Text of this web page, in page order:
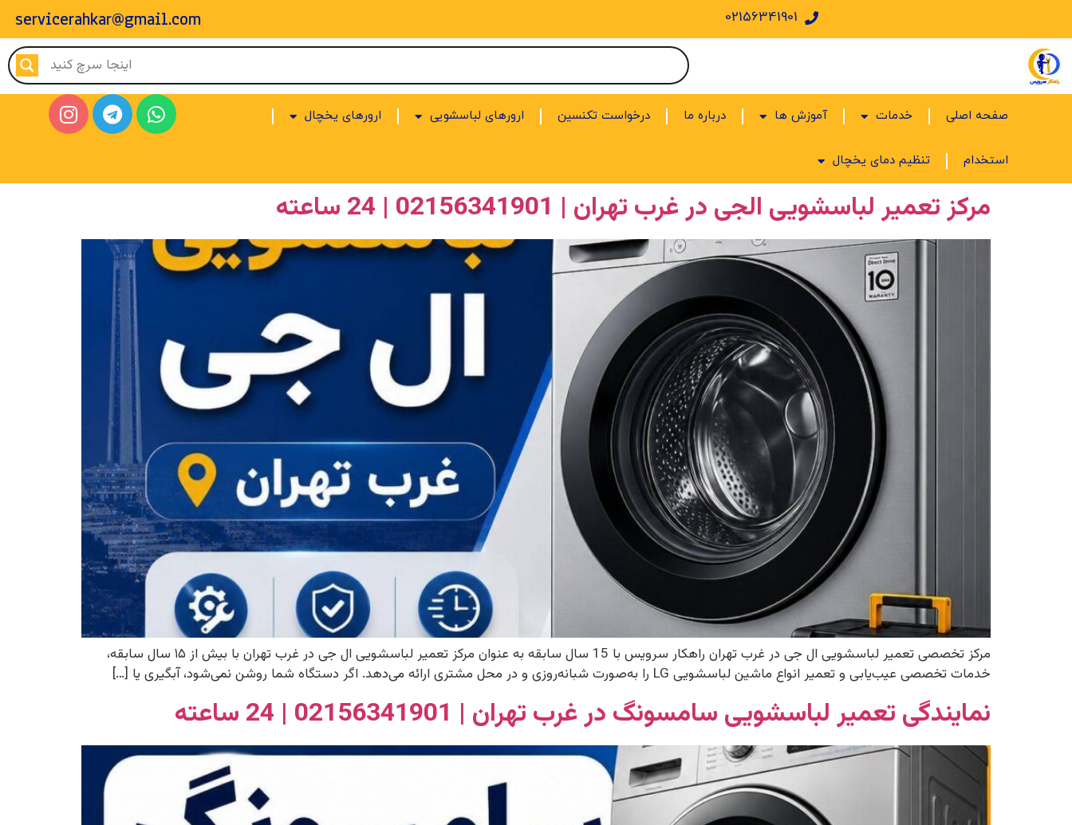
02156341901
servicerahkar@gmail.com
صفحه اصلی خدمات آموزش ها درباره ما درخواست تکنسین ارورهای لباسشویی ارورهای یخچال
استخدام تنظیم دمای یخچال
مرکز تعمیر لباسشویی الجی در غرب تهران | 02156341901 | 24 ساعته
مرکز تخصصی تعمیر لباسشویی ال جی در غرب تهران راهکار سرویس با 15 سال سابقه به عنوان مرکز تعمیر لباسشویی ال جی در غرب تهران با بیش از ۱۵ سال سابقه،
خدمات تخصصی عیب‌یابی و تعمیر انواع ماشین لباسشویی LG را به‌صورت شبانه‌روزی و در محل مشتری ارائه می‌دهد. اگر دستگاه شما روشن نمی‌شود، آبگیری یا […]
نمایندگی تعمیر لباسشویی سامسونگ در غرب تهران | 02156341901 | 24 ساعته